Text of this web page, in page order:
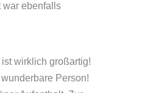
war ebenfalls
wirklich großartig!
Person!